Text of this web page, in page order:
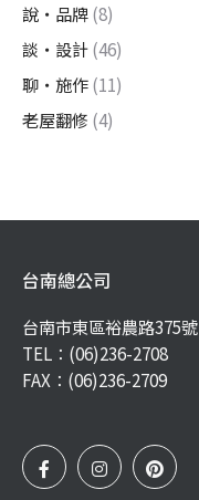
說・品牌(8)
談・設計(46)
聊・施作(11)
老屋翻修 (4)
台南總公司
台南市東區裕農路375號
TEL： (06)236-2708
FAX：(06)236-2709